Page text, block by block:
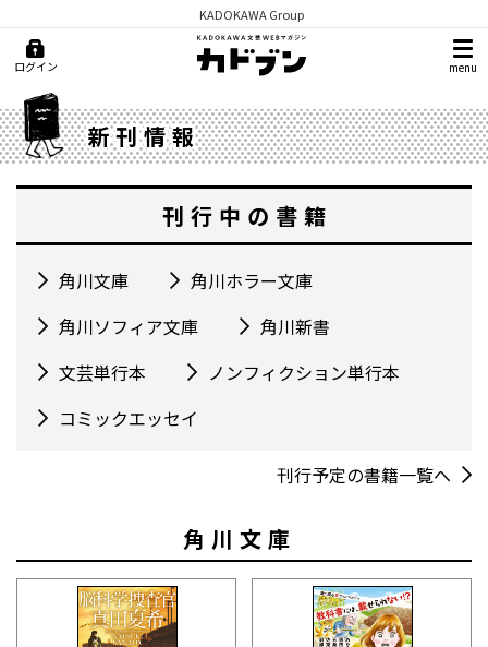
KADOKAWA Group
ログイン menu
新刊情報
刊行中の書籍
角川文庫
角川ホラー文庫
角川ソフィア文庫
角川新書
文芸単行本
ノンフィクション単行本
コミックエッセイ
刊行予定の書籍一覧へ
角川文庫